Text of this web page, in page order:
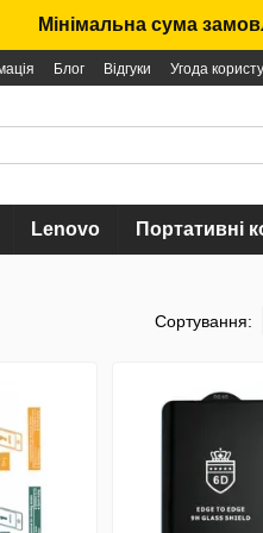
Мінімальна сума
Блог Відгуки Угода
Lenovo Портативні
Сортування: